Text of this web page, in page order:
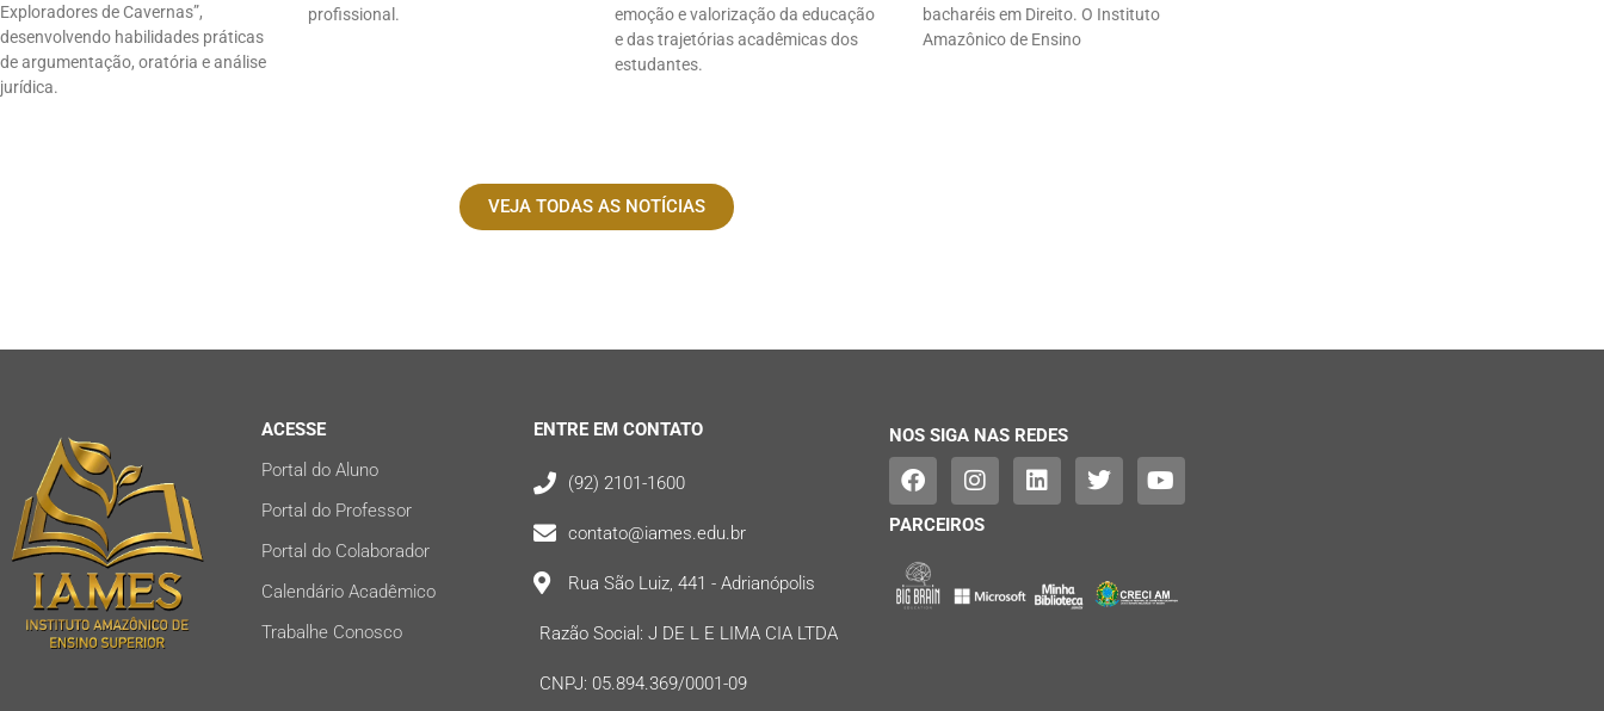
Exploradores de Cavernas”,
desenvolvendo habilidades práticas
de argumentação, oratória e análise
jurídica.
profissional.
emoção e valorização da educação
e das trajetórias acadêmicas dos
estudantes.
bacharéis em Direito. O Instituto
Amazônico de Ensino
VEJA TODAS AS NOTÍCIAS
ACESSE
Portal do Aluno
Portal do Professor
Portal do Colaborador
Calendário Acadêmico
Trabalhe Conosco
ENTRE EM CONTATO
(92) 2101-1600
contato@iames.edu.br
Rua São Luiz, 441 - Adrianópolis
Razão Social: J DE L E LIMA CIA LTDA
CNPJ: 05.894.369/0001-09
NOS SIGA NAS REDES
PARCEIROS